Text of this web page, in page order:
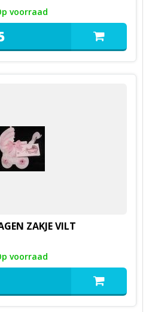
voorraad
ZAKJE VILT
voorraad